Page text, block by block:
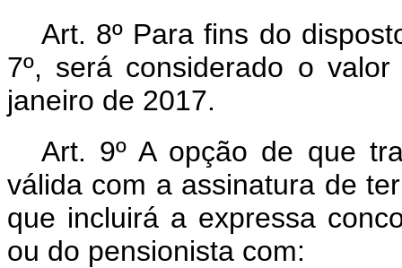
Art. 8º Para fins do
7º, será considerado o
janeiro de 2017.
Art. 9º A opção de que
válida com a assinatura de
que incluirá a expressa
ou do pensionista com: